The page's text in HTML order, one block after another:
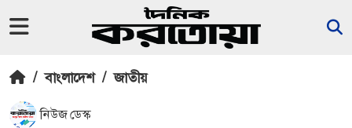
/ বাংলাদেশ / জাতীয়
নিউজ ডেস্ক